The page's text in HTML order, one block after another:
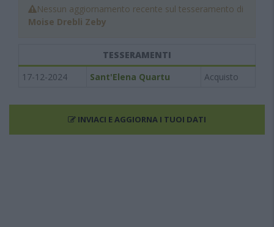
Nessun aggiornamento recente sul tesseramento di
Moise Drebli Zeby
TESSERAMENTI
17-12-2024
Sant'Elena Quartu Acquisto
INVIACI E AGGIORNA I TUOI DATI